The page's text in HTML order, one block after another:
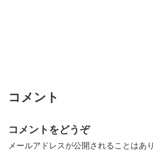
コメント
コメントをどうぞ
メールアドレスが公開されることはあ